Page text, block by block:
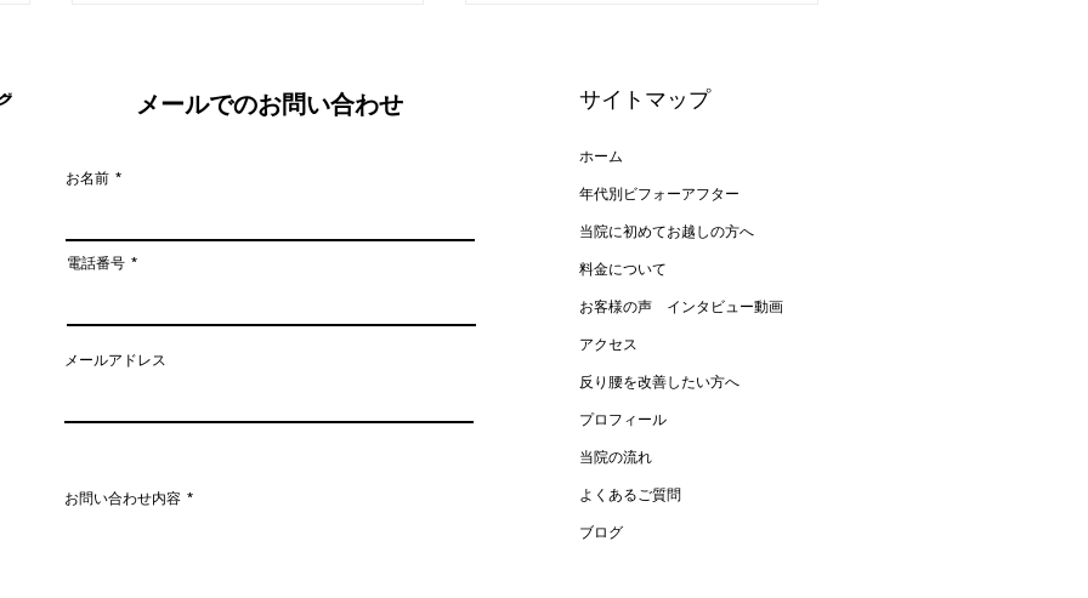
猫背と反り腰が改善して姿勢
がキレイに！
メールでのお問い合わせ
お名前
電話番号
メールアドレス
お問い合わせ内容
サイトマップ
ホーム
年代別ビフォーアフター
当院に初めてお越しの方へ
料金について
お客様の声 インタビュー動画
アクセス
反り腰を改善したい方へ
プロフィール
当院の流れ
よくあるご質問
ブログ